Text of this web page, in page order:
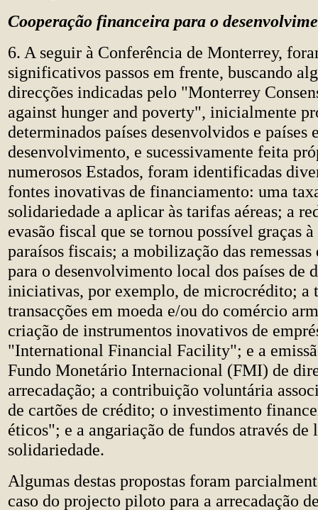
Cooperação financeira para o
6. A seguir à Conferência de Monterrey,
significativos passos em frente, buscando
direcções indicadas pelo "Monterrey
against hunger and poverty", inicialmente
determinados países desenvolvidos e países
desenvolvimento, e sucessivamente feita
numerosos Estados, foram identificadas
fontes inovativas de financiamento: uma
solidariedade a aplicar às tarifas aéreas; a
evasão fiscal que se tornou possível graças
paraísos fiscais; a mobilização das remessas
para o desenvolvimento local dos países de
iniciativas, por exemplo, de microcrédito; a
transacções em moeda e/ou do comércio
criação de instrumentos inovativos de
"International Financial Facility"; e a
Fundo Monetário Internacional (FMI) de
arrecadação; a contribuição voluntária
de cartões de crédito; o investimento
éticos"; e a angariação de fundos através de
solidariedade.
Algumas destas propostas foram
caso do projecto piloto para a arrecadação